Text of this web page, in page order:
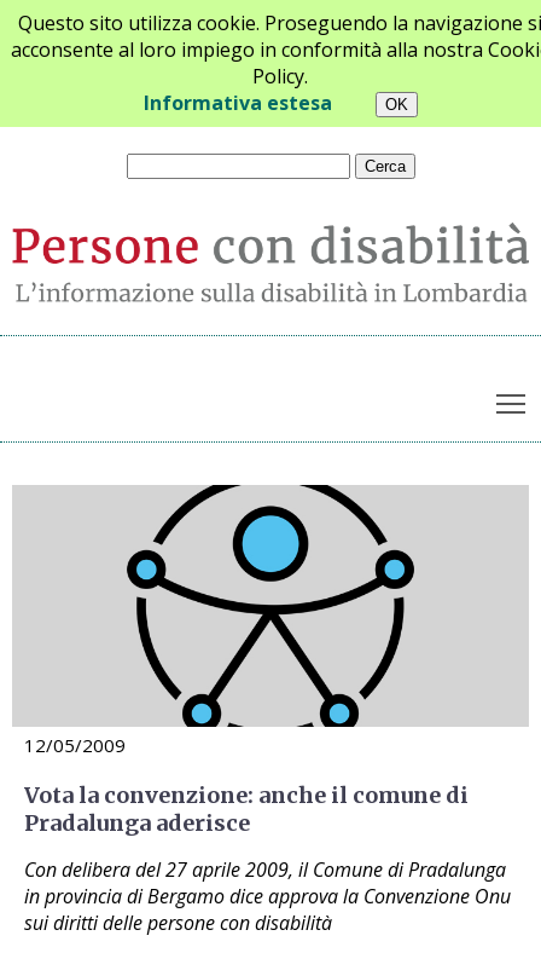
Questo sito utilizza cookie. Proseguendo la navigazione si
acconsente al loro impiego in conformità alla nostra
Policy.
Informativa estesa
Chi siamo Newsletter Contatti
Archivio notizie
12/05/2009
Vota la convenzione: anche il comune di
Pradalunga aderisce
Con delibera del 27 aprile 2009, il Comune di Pradalunga
in provincia di Bergamo dice approva la Convenzione Onu
sui diritti delle persone con disabilità